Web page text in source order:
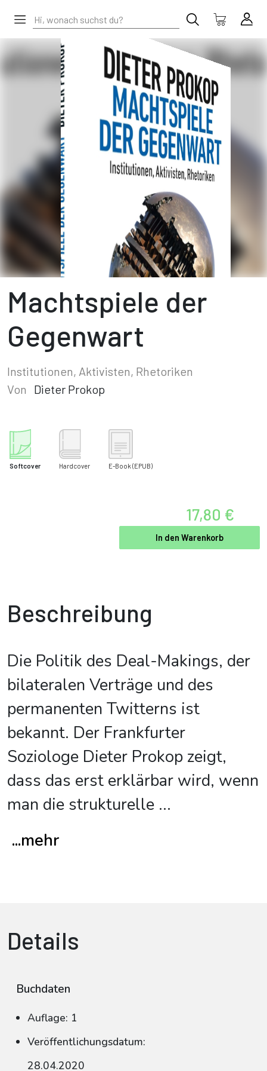
Machtspiele der
Gegenwart
Institutionen, Aktivisten, Rhetoriken
Von
Dieter Prokop
Softcover Hardcover E-Book (EPUB)
17,80 €
In den Warenkorb
Beschreibung
Die Politik des Deal-Makings, der
bilateralen Verträge und des
permanenten Twitterns ist
bekannt. Der Frankfurter
Soziologe Dieter Prokop zeigt,
dass das erst erklärbar wird, wenn
man die strukturelle ...
...mehr
Details
Buchdaten
Auflage: 1
Veröffentlichungsdatum:
28.04.2020